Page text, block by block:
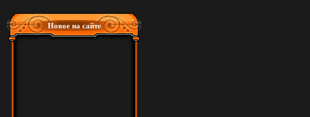
Новое на сайте